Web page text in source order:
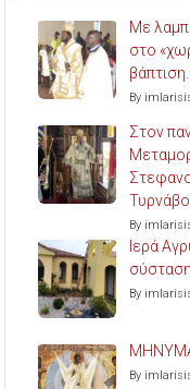
Με
στο
βάπτιση.
By
Στον
By
Ιερά
By
By